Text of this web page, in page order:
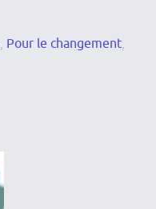
, Pour le changement,